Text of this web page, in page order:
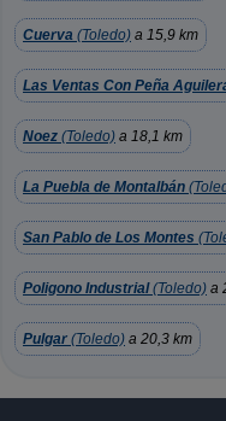
Cuerva (Toledo) a 15,9 km
Las Ventas Con Peña
Noez (Toledo) a 18,1 km
La Puebla de Montalbán
San Pablo de Los Montes
Poligono Industrial(Toledo) a
Pulgar (Toledo) a 20,3 km